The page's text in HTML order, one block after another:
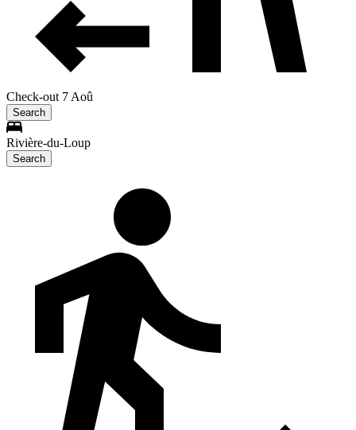
Check-out 7 Aoû
Search
Rivière-du-Loup
Search